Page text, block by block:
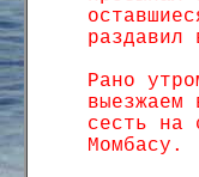
раздавил
Рано
выезжаем
сесть на
Момбасу.